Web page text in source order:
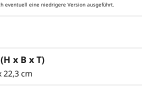
KOMBINIERTE KI-
gestützte
eventuell eine niedrigere Version ausgeführt.
x B x T)
22,3 cm